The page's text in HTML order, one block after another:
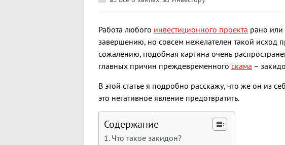
Работа любого инвестиционного проекта рано или
завершению, но совсем нежелателен такой исход
сожалению, подобная картина очень
главных причин преждевременного скама –
В этой статье я подробно расскажу, что же он из
это негативное явление предотвратить.
Содержание
Что такое закидон?